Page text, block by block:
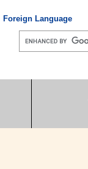
Foreign Language